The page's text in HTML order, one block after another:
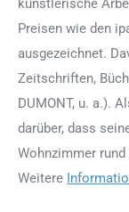
künstlerische
Preisen wie den
ausgezeichnet.
Zeitschriften,
DUMONT, u. a.).
darüber, dass
Wohnzimmer
Weitere